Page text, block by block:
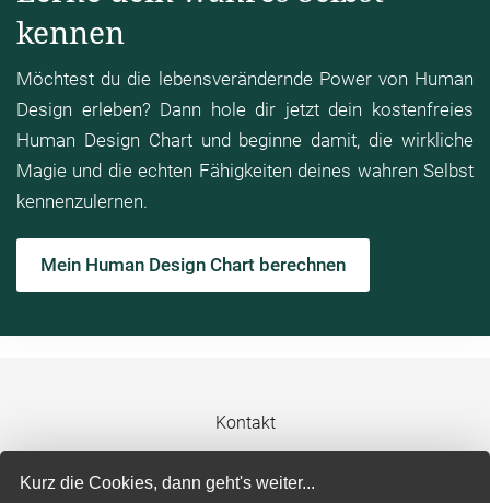
Kurz die Cookies, dann geht's weiter...
kennen
Möchtest du die lebensverändernde Power von Human
Design erleben? Dann hole dir jetzt dein kostenfreies
Human Design Chart und beginne damit, die wirkliche
Magie und die echten Fähigkeiten deines wahren Selbst
kennenzulernen.
Mein Human Design Chart berechnen
Kontakt
Impressum